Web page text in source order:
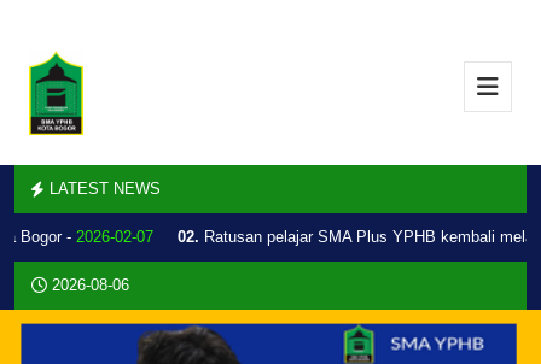
LATEST NEWS
Bogor -2026-02-07 02.Ratusan pelajar SMA Plus YPHB kembali
2026-08-06